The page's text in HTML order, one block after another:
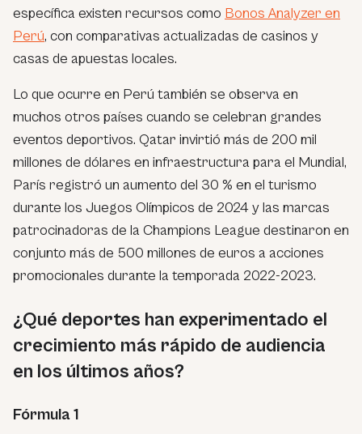
específica existen recursos como Bonos Analyzer en
Perú, con comparativas actualizadas de casinos y
casas de apuestas locales.
Lo que ocurre en Perú también se observa en
muchos otros países cuando se celebran grandes
eventos deportivos. Qatar invirtió más de 200 mil
millones de dólares en infraestructura para el Mundial,
París registró un aumento del 30 % en el turismo
durante los Juegos Olímpicos de 2024 y las marcas
patrocinadoras de la Champions League destinaron en
conjunto más de 500 millones de euros a acciones
promocionales durante la temporada 2022-2023.
¿Qué deportes han experimentado el
crecimiento más rápido de audiencia
en los últimos años?
Fórmula 1